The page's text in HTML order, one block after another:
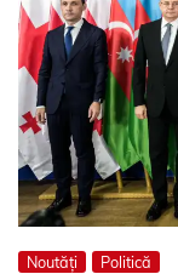
Noutăți Politică